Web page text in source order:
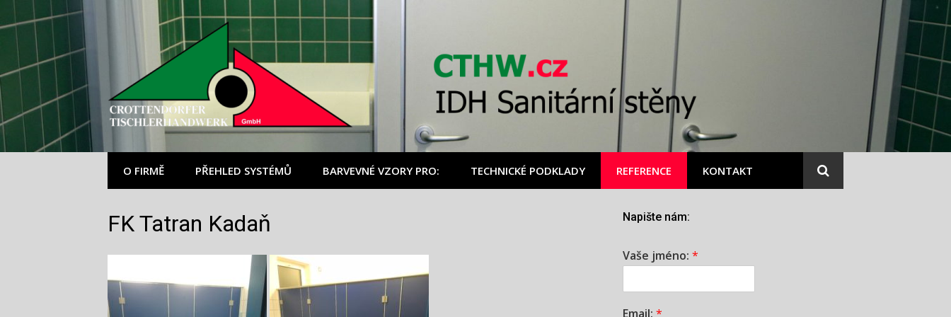
Přeskočit
na
obsah
O FIRMĚ PŘEHLED SYSTÉMŮ BARVEVNÉ VZORY PRO: TECHNICKÉ PODKLADY REFERENCE KONTAKT
FK Tatran Kadaň Napište nám:
Vaše jméno: *
Email: *